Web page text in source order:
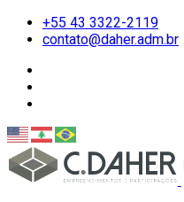
+55 43 3322-2119
contato@daher.adm.br